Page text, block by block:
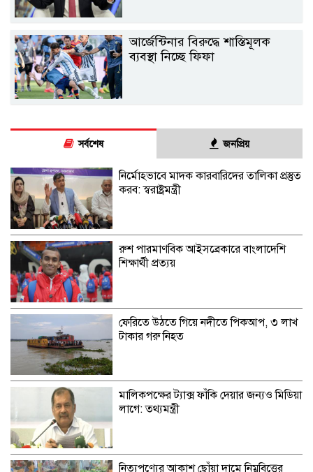
আর্জেন্টিনার বিরুদ্ধে শাস্তিমূলক
ব্যবস্থা নিচ্ছে ফিফা
সর্বশেষ জনপ্রিয়
নির্মোহভাবে মাদক কারবারিদের তালিকা প্রস্তুত
করব: স্বরাষ্ট্রমন্ত্রী
রুশ পারমাণবিক আইসব্রেকারে বাংলাদেশি
শিক্ষার্থী প্রত্যয়
ফেরিতে উঠতে গিয়ে নদীতে পিকআপ, ৩ লাখ
টাকার গরু নিহত
মালিকপক্ষের ট্যাক্স ফাঁকি দেয়ার জন্যও মিডিয়া
লাগে: তথ্যমন্ত্রী
নিত্যপণ্যের আকাশ ছোঁয়া দামে নিম্নবিত্তের